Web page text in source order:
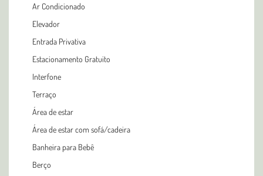
Ar Condicionado
Elevador
Entrada Privativa
Estacionamento Gratuito
Interfone
Terraço
Área de estar
Área de estar com sofá/cadeira
Banheira para Bebê
Berço